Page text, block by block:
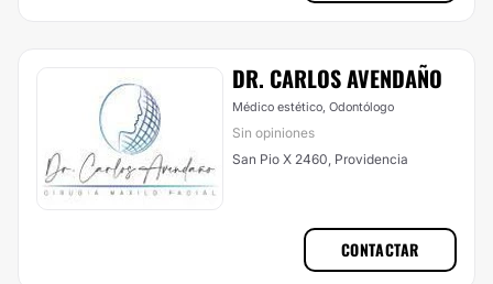
DR. CARLOS AVENDAÑO
Médico estético, Odontólogo
Sin opiniones
San Pio X 2460, Providencia
CONTACTAR